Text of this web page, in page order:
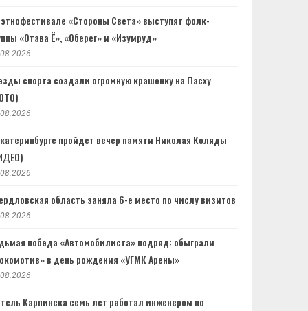
«Стороны Света» выступят фолк-
«Отава Ё», «Оберег» и «Изумруд»
спорта создали огромную крашенку на Пасху
пройдет вечер памяти Николая Коляды
область заняла 6-е место по числу визитов
победа «Автомобилиста» подряд: обыграли
в день рождения «УГМК Арены»
Карпинска семь лет работал инженером по